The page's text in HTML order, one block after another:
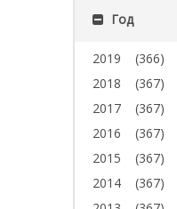
Год
2019
(366)
2018
(367)
2017
(367)
2016
(367)
2015
(367)
2014
(367)